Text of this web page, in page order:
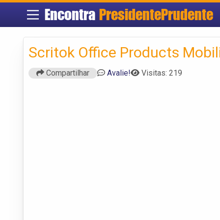
Encontra PresidentePrudente
Scritok Office Products
Compartilhar Avalie! Visitas: 219